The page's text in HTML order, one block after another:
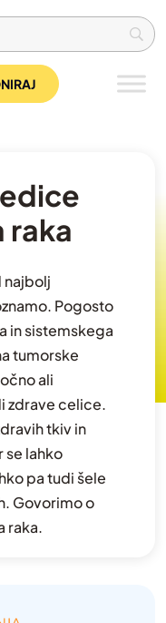
raka
najbolj
Pogosto
in sistemskega
tumorske
ali
zdrave celice.
tkiv in
se lahko
pa tudi šele
Govorimo o
raka.